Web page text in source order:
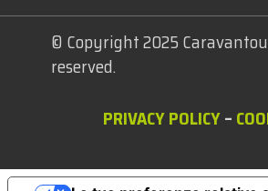
© Copyright 2025
reserved.
PRIVACY POLICY–